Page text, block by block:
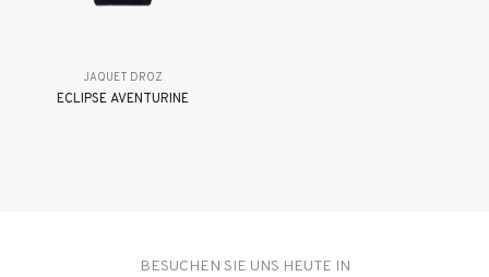
JAQUET DROZ
ÉCLIPSE AVENTURINE
BESUCHEN SIE UNS HEUTE IN